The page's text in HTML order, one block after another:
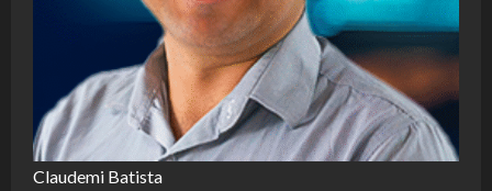
Claudemi Batista